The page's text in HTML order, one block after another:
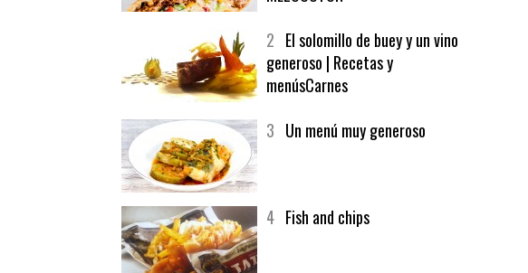
SOFRITO DE TOMATE AL CAFÉ Y
MELOCOTÓN
generoso | Recetas y